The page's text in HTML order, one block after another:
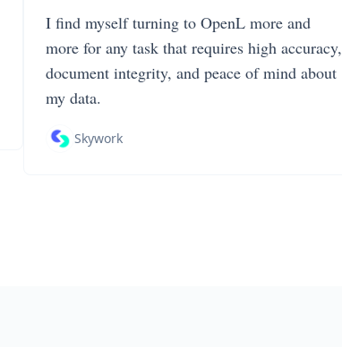
I find myself turning to OpenL more and
more for any task that requires high accuracy,
document integrity, and peace of mind about
my data.
Skywork